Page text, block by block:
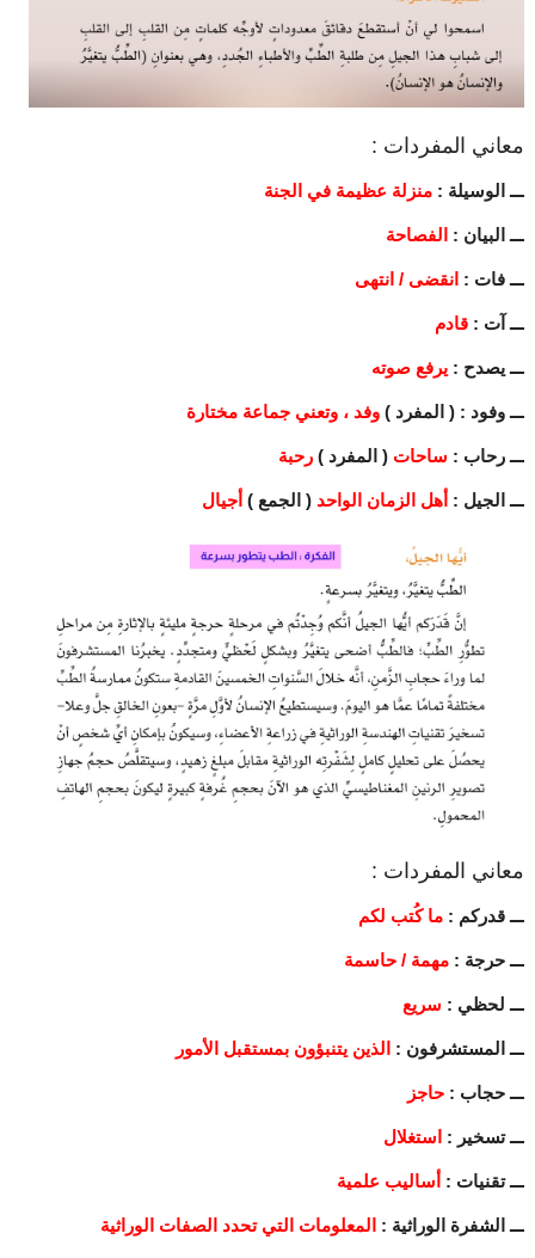
معاني المفردات :
ـــ الوسيلة : منزلة عظيمة في الجنة
ـــ البيان : الفصاحة
ـــ فات : انقضى / انتهى
ـــ آت : قادم
ـــ يصدح : يرفع صوته
ـــ وفود : ( المفرد ) وفد ، وتعني جماعة مختارة
ـــ رحاب : ساحات ( المفرد ) رحبة
ـــ الجيل : أهل الزمان الواحد ( الجمع ) أجيال
معاني المفردات :
ـــ قدركم : ما كُتب لكم
ـــ حرجة : مهمة / حاسمة
ـــ لحظي : سريع
ـــ المستشرفون : الذين يتنبؤون بمستقبل الأمور
ـــ حجاب : حاجز
ـــ تسخير : استغلال
ـــ تقنيات : أساليب علمية
ـــ الشفرة الوراثية : المعلومات التي تحدد الصفات الوراثية